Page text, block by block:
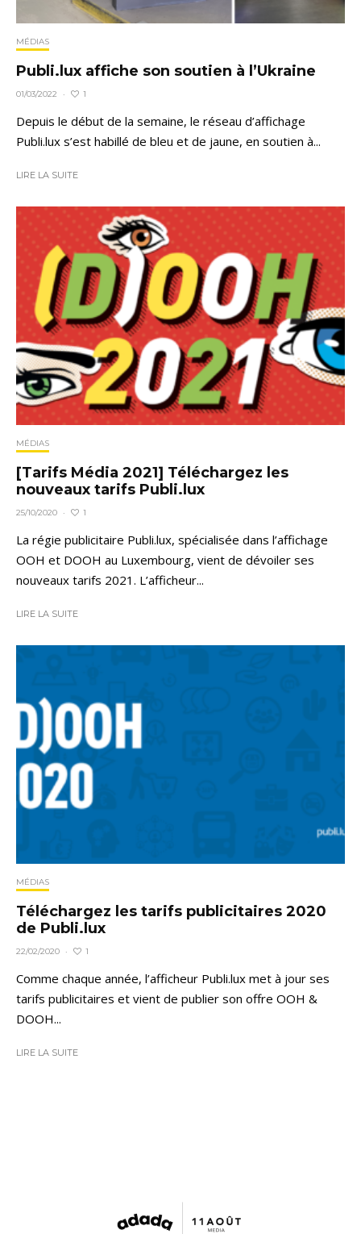
MÉDIAS
Publi.lux affiche son soutien à l’Ukraine
01/03/2022 · 1
Depuis le début de la semaine, le réseau d’affichage
Publi.lux s’est habillé de bleu et de jaune, en soutien à...
LIRE LA SUITE
MÉDIAS
[Tarifs Média 2021] Téléchargez les
nouveaux tarifs Publi.lux
25/10/2020 · 1
La régie publicitaire Publi.lux, spécialisée dans l’affichage
OOH et DOOH au Luxembourg, vient de dévoiler ses
nouveaux tarifs 2021. L’afficheur...
LIRE LA SUITE
MÉDIAS
Téléchargez les tarifs publicitaires 2020
de Publi.lux
22/02/2020 · 1
Comme chaque année, l’afficheur Publi.lux met à jour ses
tarifs publicitaires et vient de publier son offre OOH &
DOOH...
LIRE LA SUITE